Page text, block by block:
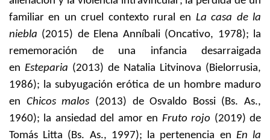
familiar en un cruel contexto rural en La casa de la
niebla (2015) de Elena Anníbali (Oncativo, 1978); la
rememoración de una infancia desarraigada
en Esteparia (2013) de Natalia Litvinova (Bielorrusia,
1986); la subyugación erótica de un hombre maduro
en Chicos malos (2013) de Osvaldo Bossi (Bs. As.,
1960); la ansiedad del amor en Fruto rojo (2019) de
Tomás Litta (Bs. As., 1997); la pertenencia en En la